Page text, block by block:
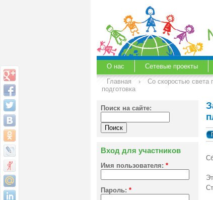
О нас Сетевые проекты
Главная
› Со скоростью
подготовка
Поиск на сайте:
Вход для участников
Имя пользователя: *
Пароль: *